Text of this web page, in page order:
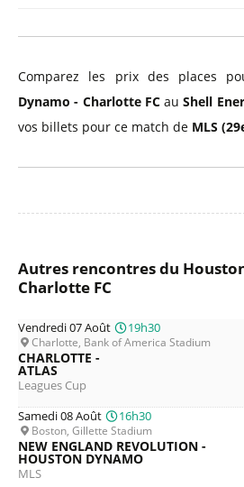
Comparez les prix des places
Dynamo - Charlotte FCauShell
vos billets pour ce match de MLS
Autres rencontres du
Charlotte FC
Vendredi 07 Août 19h30
Charlotte, Bank of America Stadium
CHARLOTTE -
ATLAS
Leagues Cup
Samedi 08 Août
16h30
Boston, Gillette Stadium
NEW ENGLAND REVOLUTION -
HOUSTON DYNAMO
MLS